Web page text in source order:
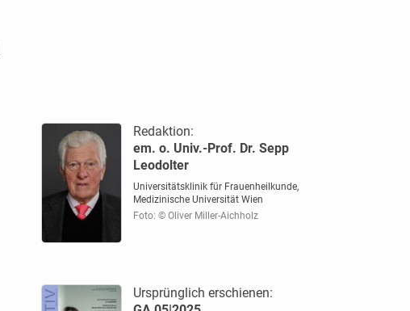
Redaktion:
em. o. Univ.-Prof. Dr. Sepp
Leodolter
Universitätsklinik für Frauenheilkunde,
Medizinische Universität Wien
Foto: © Oliver Miller-Aichholz
Ursprünglich erschienen: